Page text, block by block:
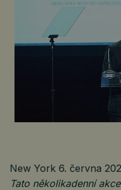
New York 6. června
Tato několikadenní